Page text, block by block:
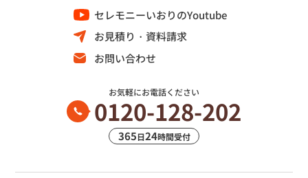
セレモニーいおりのYoutube
お見積り・資料請求
お問い合わせ
お気軽にお電話ください
0120-128-202
365日24時間受付